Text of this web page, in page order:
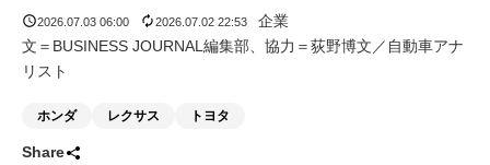
LIFE ENDING JOURNAL
2026.07.03 06:00 2026.07.02 22:53
企業
文＝BUSINESS JOURNAL編集部、協力＝荻野博文／自動車アナ
リスト
ホンダ レクサス トヨタ
Share